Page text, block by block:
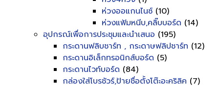
ห่วงออแกนไนซ์ (10)
ห่วงแฟ้มหนีบ,คลิ๊บบอร์ด (14)
อุปกรณ์เพื่อการประชุมและนำเสนอ (195)
กระดานฟลิบชาร์ท , กระดาษฟลิปชาร์ท (12)
กระดานอิเล็กทรอนิกส์บอร์ด (5)
กระดานไวท์บอร์ด (84)
กล่องใส่โบรชัวร์,ป้ายชื่อตั้งโต๊ะอะคริลิค (7)